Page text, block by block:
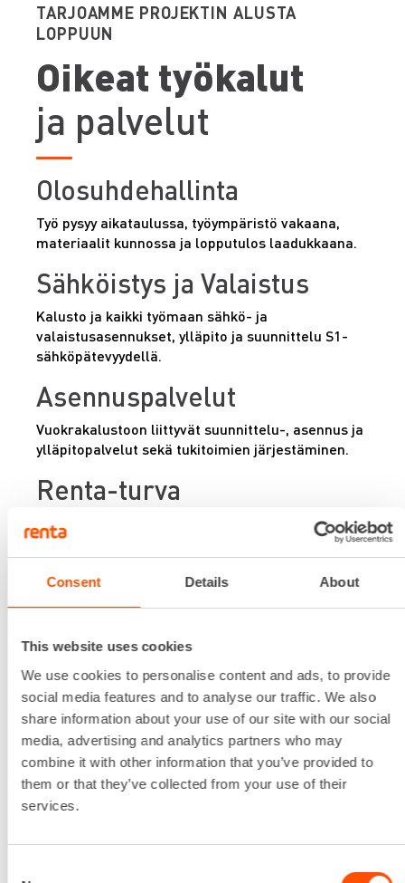
Consent Details About
This website uses cookies
We use cookies to personalise content and ads, to provide
social media features and to analyse our traffic. We also
share information about your use of our site with our social
media, advertising and analytics partners who may
combine it with other information that you’ve provided to
them or that they’ve collected from your use of their
services.
TARJOAMME PROJEKTIN ALUSTA
LOPPUUN
Oikeat työkalut
ja palvelut
Olosuhdehallinta
Työ pysyy aikataulussa, työympäristö vakaana,
materiaalit kunnossa ja lopputulos laadukkaana.
Sähköistys ja Valaistus
Kalusto ja kaikki työmaan sähkö- ja
valaistusasennukset, ylläpito ja suunnittelu S1-
sähköpätevyydellä.
Asennuspalvelut
Vuokrakalustoon liittyvät suunnittelu-, asennus ja
ylläpitopalvelut sekä tukitoimien järjestäminen.
Renta-turva
Renta-Turva on turvanasi, jos vuokrakoneesi
vahingoittuu työn touhuissa!